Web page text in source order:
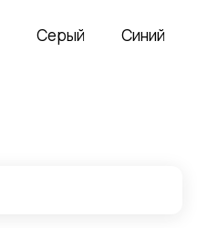
Серый Синий